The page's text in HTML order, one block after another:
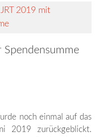
JRT 2019 mit
noch einmal auf das
2019 zurückgeblickt.